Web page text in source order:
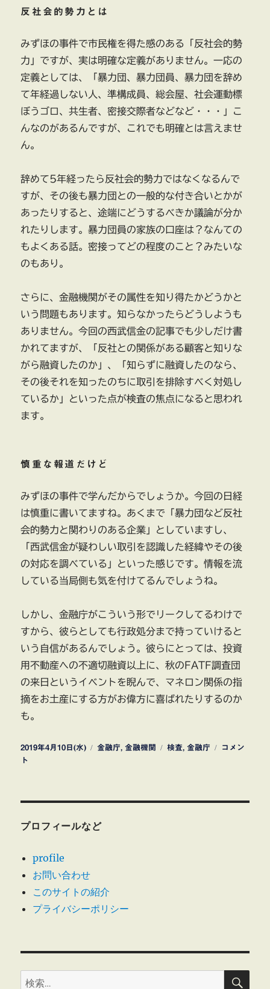
反社会的勢力とは
みずほの事件で市民権を得た感のある「反社会的勢
力」ですが、実は明確な定義がありません。一応の
定義としては、「暴力団、暴力団員、暴力団を辞め
て年経過しない人、準構成員、総会屋、社会運動標
ぼうゴロ、共生者、密接交際者などなど・・・」こ
んなのがあるんですが、これでも明確とは言えませ
ん。
辞めて5年経ったら反社会的勢力ではなくなるんで
すが、その後も暴力団との一般的な付き合いとかが
あったりすると、途端にどうするべきか議論が分か
れたりします。暴力団員の家族の口座は？なんての
もよくある話。密接ってどの程度のこと？みたいな
のもあり。
さらに、金融機関がその属性を知り得たかどうかと
いう問題もあります。知らなかったらどうしようも
ありません。今回の西武信金の記事でも少しだけ書
かれてますが、「反社との関係がある顧客と知りな
がら融資したのか」、「知らずに融資したのなら、
その後それを知ったのちに取引を排除すべく対処し
ているか」といった点が検査の焦点になると思われ
ます。
慎重な報道だけど
みずほの事件で学んだからでしょうか。今回の日経
は慎重に書いてますね。あくまで「暴力団など反社
会的勢力と関わりのある企業」としていますし、
「西武信金が疑わしい取引を認識した経緯やその後
の対応を調べている」といった感じです。情報を流
している当局側も気を付けてるんでしょうね。
しかし、金融庁がこういう形でリークしてるわけで
すから、彼らとしても行政処分まで持っていけると
いう自信があるんでしょう。彼らにとっては、投資
用不動産への不適切融資以上に、秋のFATF調査団
の来日というイベントを睨んで、マネロン関係の指
摘をお土産にする方がお偉方に喜ばれたりするのか
も。
投
稿
2019年4月10日(水)
カ
金融庁,金融機関
タ
検査,金融庁
西
コメン
ト
プロフィールなど
profile
お問い合わせ
このサイトの紹介
プライバシーポリシー
検
検